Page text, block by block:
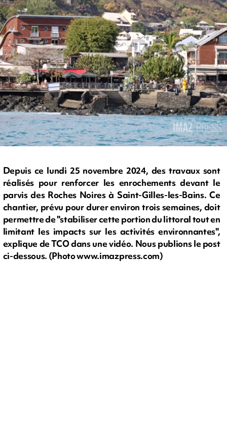
Depuis ce lundi 25 novembre 2024, des travaux sont
réalisés pour renforcer les enrochements devant le
parvis des Roches Noires à Saint-Gilles-les-Bains. Ce
chantier, prévu pour durer environ trois semaines, doit
permettre de "stabiliser cette portion du littoral tout en
limitant les impacts sur les activités environnantes",
explique de TCO dans une vidéo. Nous publions le post
ci-dessous. (Photo www.imazpress.com)